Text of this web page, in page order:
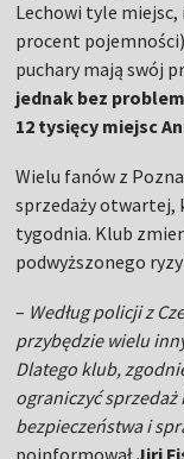
Lechowi tyle miejsc,
procent
puchary mają swój
jednak bez
12 tysięcy miejsc
Wielu fanów z
sprzedaży otwartej,
tygodnia. Klub
podwyższonego
– Według policji z
przybędzie wielu
Dlatego klub,
ograniczyć
bezpieczeństwa i